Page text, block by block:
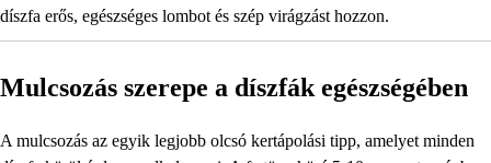
díszfa erős, egészséges lombot és szép virágzást hozzon.
Mulcsozás szerepe a díszfák egészségében
A mulcsozás az egyik legjobb olcsó kertápolási tipp, amelyet minden